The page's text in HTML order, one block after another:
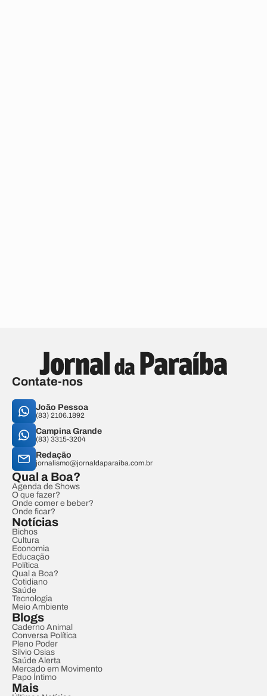
Contate-nos
João Pessoa
(83) 2106.1892
Campina Grande
(83) 3315-3204
Redação
jornalismo@jornaldaparaiba.com.br
Qual a Boa?
Agenda de Shows
O que fazer?
Onde comer e beber?
Onde ficar?
Notícias
Bichos
Cultura
Economia
Educação
Política
Qual a Boa?
Cotidiano
Saúde
Tecnologia
Meio Ambiente
Blogs
Caderno Animal
Conversa Política
Pleno Poder
Sílvio Osias
Saúde Alerta
Mercado em Movimento
Papo Íntimo
Mais